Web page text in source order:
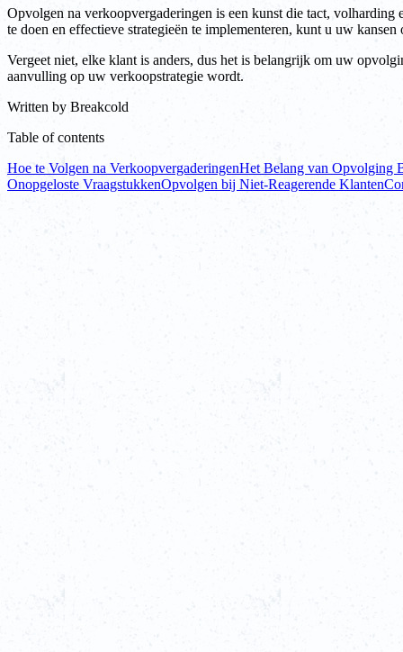
Opvolgen na verkoopvergaderingen is een kunst die tact,
te doen en effectieve strategieën te implementeren, kunt u uw
Vergeet niet, elke klant is anders, dus het is belangrijk om uw
aanvulling op uw verkoopstrategie wordt.
Written by Breakcold
Table of contents
Hoe te Volgen na VerkoopvergaderingenHet Belang van Opvolging
Onopgeloste VraagstukkenOpvolgen bij Niet-Reagerende Klanten